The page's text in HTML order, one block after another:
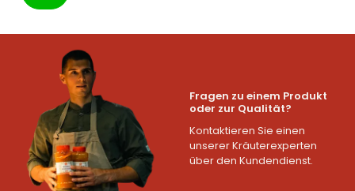
Fragen zu einem Produkt
oder zur Qualität?
Kontaktieren Sie einen
unserer Kräuterexperten
über den Kundendienst.